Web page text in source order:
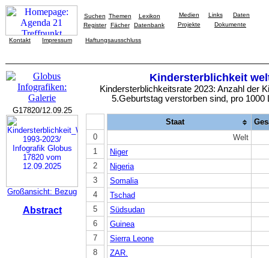
Suchen Themen
Lexikon
Register
Fächer Datenbank
Medien Links
Daten
Projekte
Dokumente
Kontakt Impressum Haftungsausschluss
Kindersterblichkeit
Kindersterblichkeitsrate 2023: Anzahl der
5.Geburtstag verstorben sind, pro 1000
G17820/12.09.25
Großansicht: Bezug
Abstract
0
1
2
3
4
5
6
7
8
Welt
Staat
Niger
Nigeria
Somalia
Tschad
Südsudan
Guinea
Sierra Leone
ZAR.